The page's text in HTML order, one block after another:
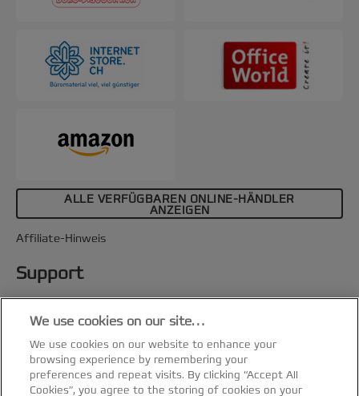
ALLE VERFÜGBAREN ONLINE-HÄNDLER
ANZEIGEN
Affiliate-Hinweis
Support
Spezifikationen & Merkmale
We use cookies on our site…
We use cookies on our website to enhance your
browsing experience by remembering your
preferences and repeat visits. By clicking “Accept All
Cookies”, you agree to the storing of cookies on your